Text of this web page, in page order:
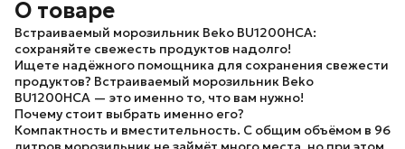
О товаре
Встраиваемый морозильник Beko BU1200HCA:
сохраняйте свежесть продуктов надолго!
Ищете надёжного помощника для сохранения свежести
продуктов? Встраиваемый морозильник Beko
BU1200HCA — это именно то, что вам нужно!
Почему стоит выбрать именно его?
Компактность и вместительность. С общим объёмом в 96